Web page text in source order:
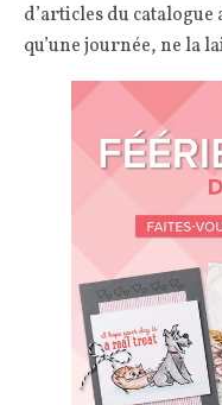
d’articles du
qu’une journée, ne la